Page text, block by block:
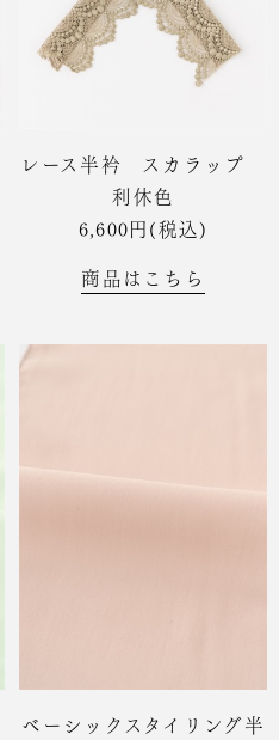
レース半衿 スカラップ
利休色
6,600円(税込)
商品はこちら
ベーシックスタイリング半